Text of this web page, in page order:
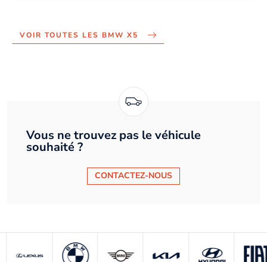
VOIR TOUTES LES BMW X5
Vous ne trouvez pas le véhicule
souhaité ?
CONTACTEZ-NOUS